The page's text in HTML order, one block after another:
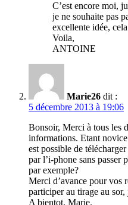
C’est encore moi,
je ne souhaite pas
excellente idée,
Voila,
ANTOINE
Marie26 dit :
5 décembre 2013 à 19:06
Bonsoir, Merci à tous les
informations. Etant
est possible de
par l’i-phone sans passer
par exemple?
Merci d’avance pour vos
participer au tirage au
A bientot, Marie.